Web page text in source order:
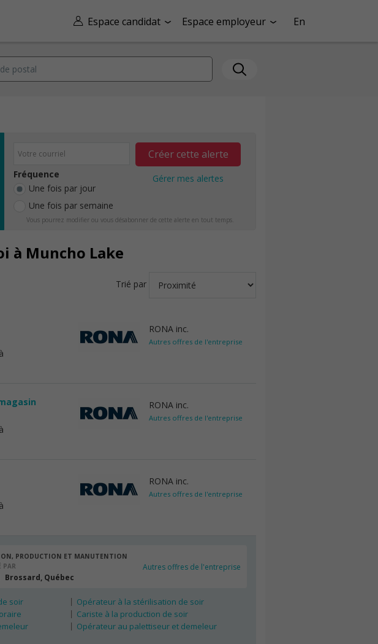
Espace candidat Espace employeur En
Fréquence
Une fois par jour
Une fois par semaine
Créer cette alerte
Gérer mes alertes
Vous pourrez modifier ou vous désabonner de cette alerte en tout temps.
à Muncho Lake
Trié par
RONA inc.
Autres offres de l'entreprise
RONA inc.
Autres offres de l'entreprise
RONA inc.
Autres offres de l'entreprise
PRODUCTION ET MANUTENTION
PAR
Brossard, Québec
Autres offres de l'entreprise
soir
Opérateur à la stérilisation de soir
Cariste à la production de soir
Opérateur au palettiseur et demeleur